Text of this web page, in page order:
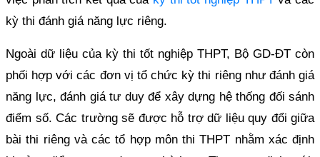
kỳ thi đánh giá năng lực riêng.
Ngoài dữ liệu của kỳ thi tốt nghiệp THPT, Bộ GD-ĐT còn
phối hợp với các đơn vị tổ chức kỳ thi riêng như đánh giá
năng lực, đánh giá tư duy để xây dựng hệ thống đối sánh
điểm số. Các trường sẽ được hỗ trợ dữ liệu quy đổi giữa
bài thi riêng và các tổ hợp môn thi THPT nhằm xác định